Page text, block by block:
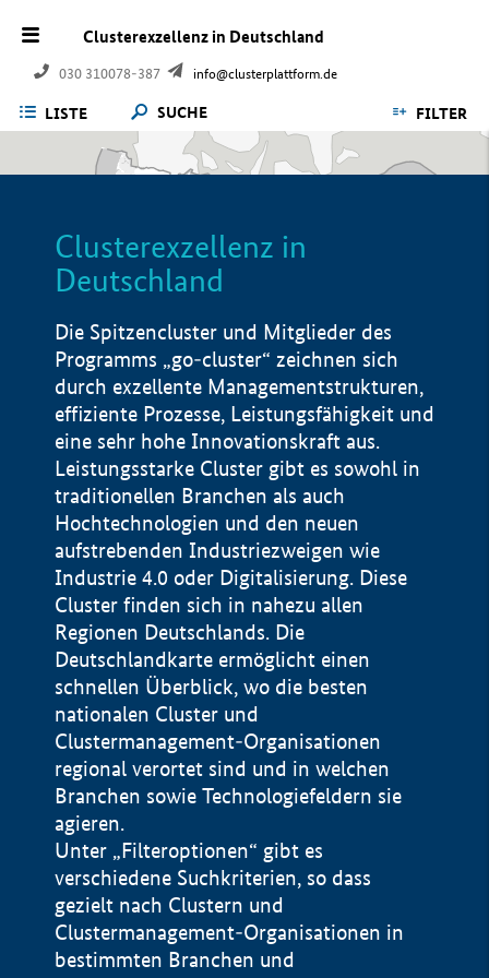
Clusterexzellenz in Deutschland
030 310078-387 info@clusterplattform.de
LISTE SUCHE FILTER
Clusterexzellenz in
Deutschland
Die Spitzencluster und Mitglieder des
Programms „go-cluster“ zeichnen sich
durch exzellente Managementstrukturen,
effiziente Prozesse, Leistungsfähigkeit und
eine sehr hohe Innovationskraft aus.
Leistungsstarke Cluster gibt es sowohl in
traditionellen Branchen als auch
Hochtechnologien und den neuen
aufstrebenden Industriezweigen wie
Industrie 4.0 oder Digitalisierung. Diese
Cluster finden sich in nahezu allen
Regionen Deutschlands. Die
Deutschlandkarte ermöglicht einen
schnellen Überblick, wo die besten
nationalen Cluster und
Clustermanagement-Organisationen
regional verortet sind und in welchen
Branchen sowie Technologiefeldern sie
agieren.
Unter „Filteroptionen“ gibt es
verschiedene Suchkriterien, so dass
gezielt nach Clustern und
Clustermanagement-Organisationen in
bestimmten Branchen und
Impressum
Datenschutzerklärung
BMWE, 2026 ©
100 km © Geobasis-DE / BKG 2015